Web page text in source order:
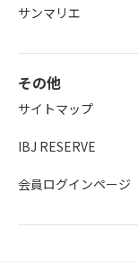
サンマリエ
その他
サイトマップ
IBJ RESERVE
会員ログインページ